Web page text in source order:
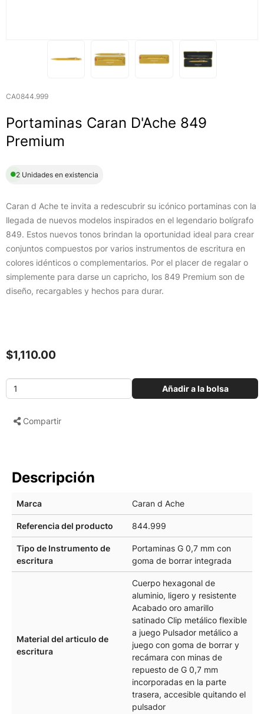
CA0844.999
Portaminas Caran D'Ache 849
Premium
2 Unidades en existencia
Caran d Ache te invita a redescubrir su icónico portaminas con la
llegada de nuevos modelos inspirados en el legendario bolígrafo
849. Estos nuevos tonos brindan la oportunidad ideal para crear
conjuntos compuestos por varios instrumentos de escritura en
colores idénticos o complementarios. Por el placer de regalar o
simplemente para darse un capricho, los 849 Premium son de
diseño, recargables y hechos para durar.
$1,110.00
Añadir a la bolsa
Compartir
Descripción
Marca Caran d Ache
Referencia del producto 844.999
Tipo de Instrumento de
escritura
Portaminas G 0,7 mm con
goma de borrar integrada
Material del articulo de
escritura
Cuerpo hexagonal de
aluminio, ligero y resistente
Acabado oro amarillo
satinado Clip metálico flexible
a juego Pulsador metálico a
juego con goma de borrar y
recámara con minas de
repuesto de G 0,7 mm
incorporadas en la parte
trasera, accesible quitando el
pulsador